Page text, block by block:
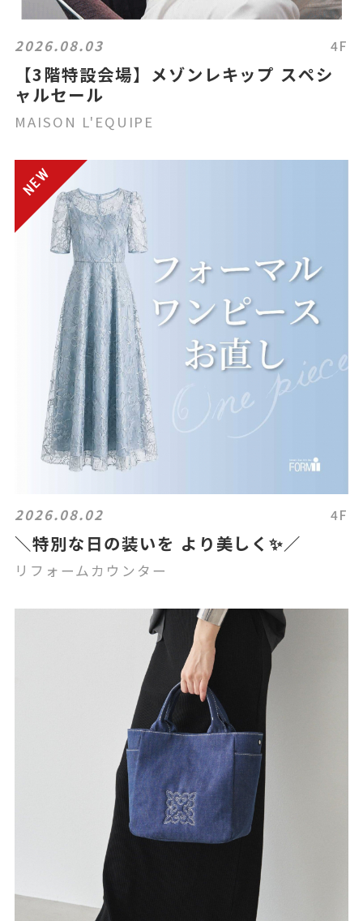
2026.08.03 4F
【3階特設会場】メゾンレキップ スペシ
ャルセール
MAISON L'EQUIPE
2026.08.02 4F
＼特別な日の装いを より美しく✨／
リフォームカウンター